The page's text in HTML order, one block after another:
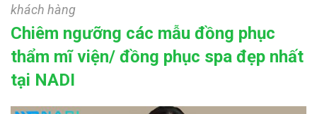
khách hàng
Chiêm ngưỡng các mẫu đồng phục
thẩm mĩ viện/ đồng phục spa đẹp nhất
tại NADI